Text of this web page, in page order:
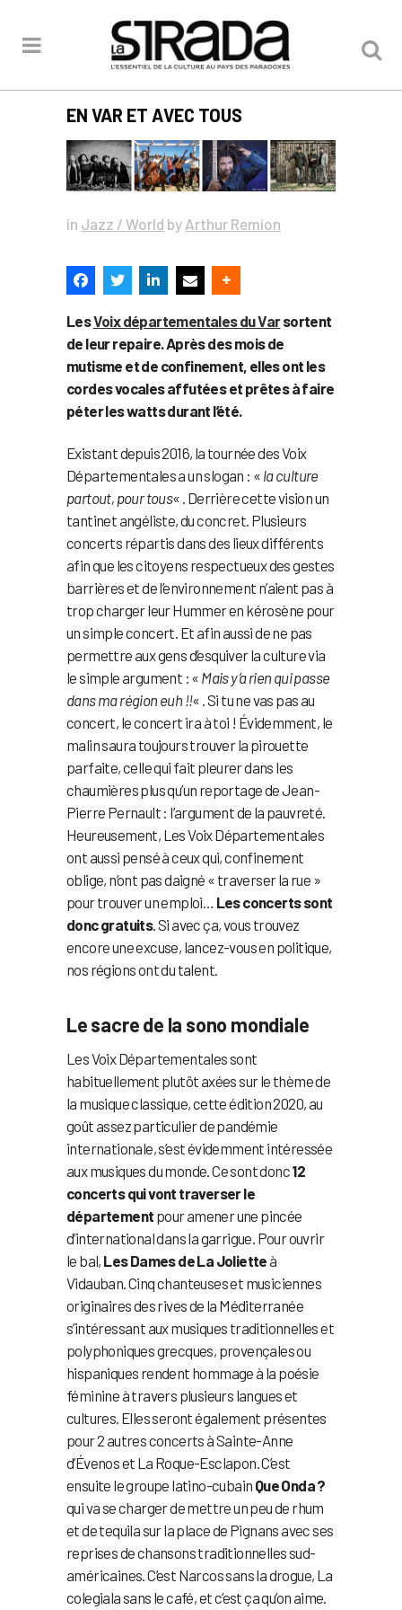
EN VAR ET AVEC TOUS
in Jazz / World by Arthur Remion
LesVoix départementales du Varsortent
de leur repaire. Après des mois de
mutisme et de confinement, elles ont les
cordes vocales affutées et prêtes à faire
péter les watts durant l’été.
Existant depuis 2016, la tournée des Voix
Départementales a un slogan : « la culture
partout, pour tous« . Derrière cette vision un
tantinet angéliste, du concret. Plusieurs
concerts répartis dans des lieux différents
afin que les citoyens respectueux des gestes
barrières et de l’environnement n’aient pas à
trop charger leur Hummer en kérosène pour
un simple concert. Et afin aussi de ne pas
permettre aux gens d’esquiver la culture via
le simple argument : « Mais y’a rien qui passe
dans ma région euh !!« . Si tu ne vas pas au
concert, le concert ira à toi ! Évidemment, le
malin saura toujours trouver la pirouette
parfaite, celle qui fait pleurer dans les
chaumières plus qu’un reportage de Jean-
Pierre Pernault : l’argument de la pauvreté.
Heureusement, Les Voix Départementales
ont aussi pensé à ceux qui, confinement
oblige, n’ont pas daigné « traverser la rue »
pour trouver un emploi… Les concerts sont
donc gratuits. Si avec ça, vous trouvez
encore une excuse, lancez-vous en politique,
nos régions ont du talent.
Le sacre de la sono mondiale
Les Voix Départementales sont
habituellement plutôt axées sur le thème de
la musique classique, cette édition 2020, au
goût assez particulier de pandémie
internationale, s’est évidemment intéressée
aux musiques du monde. Ce sont donc12
concerts qui vont traverser le
département pour amener une pincée
d’international dans la garrigue. Pour ouvrir
le bal, Les Dames de La Jolietteà
Vidauban. Cinq chanteuses et musiciennes
originaires des rives de la Méditerranée
s’intéressant aux musiques traditionnelles et
polyphoniques grecques, provençales ou
hispaniques rendent hommage à la poésie
féminine à travers plusieurs langues et
cultures. Elles seront également présentes
pour 2 autres concerts à Sainte-Anne
d’Évenos et La Roque-Esclapon. C’est
ensuite le groupe latino-cubain Que Onda ?
qui va se charger de mettre un peu de rhum
et de tequila sur la place de Pignans avec ses
reprises de chansons traditionnelles sud-
américaines. C’est Narcos sans la drogue, La
colegiala sans le café, et c’est ça qu’on aime.